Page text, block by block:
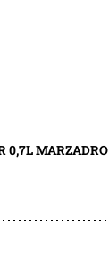
0,7L MARZADRO